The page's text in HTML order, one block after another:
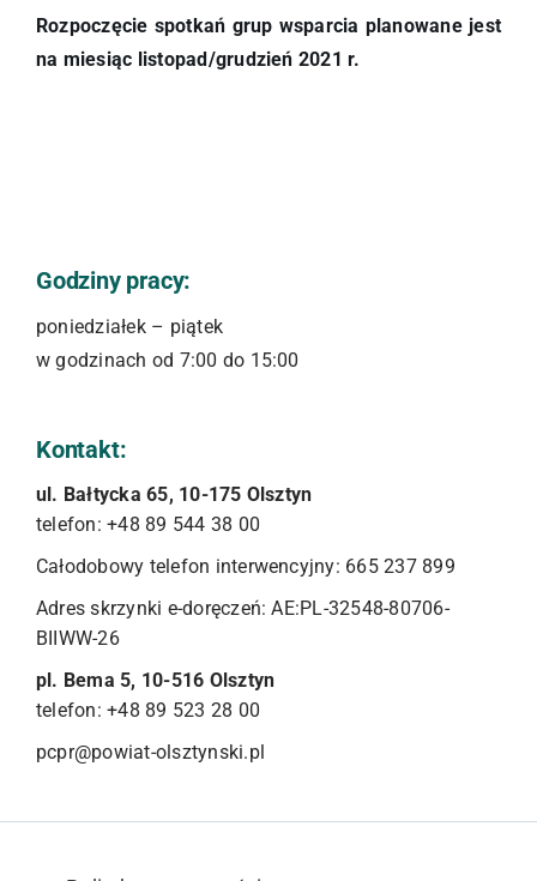
Rozpoczęcie spotkań grup wsparcia planowane jest
na miesiąc listopad/grudzień 2021 r.
Godziny pracy:
poniedziałek – piątek
w godzinach od 7:00 do 15:00
Kontakt:
ul. Bałtycka 65, 10-175 Olsztyn
telefon: +48 89 544 38 00
Całodobowy telefon interwencyjny: 665 237 899
Adres skrzynki e-doręczeń: AE:PL-32548-80706-
BIIWW-26
pl. Bema 5, 10-516 Olsztyn
telefon: +48 89 523 28 00
pcpr@powiat-olsztynski.pl